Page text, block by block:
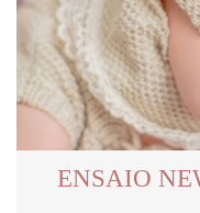
ENSAIO